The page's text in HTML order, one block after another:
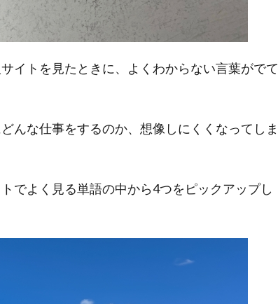
イトを見たときに、よくわからない言葉がでて
んな仕事をするのか、想像しにくくなってしま
でよく見る単語の中から4つをピックアップし